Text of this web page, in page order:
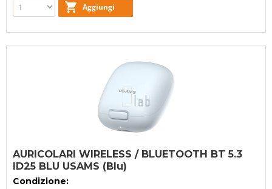
AURICOLARI WIRELESS / BLUETOOTH BT 5.3
ID25 BLU USAMS (Blu)
Condizione: